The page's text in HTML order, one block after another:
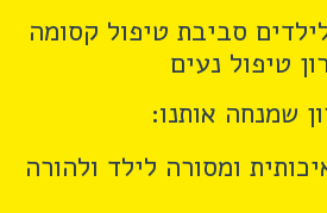
סביבת טיפול קסומה
טיפול נעים
שמנחה אותנו:
ומסורה לילד ולהורה